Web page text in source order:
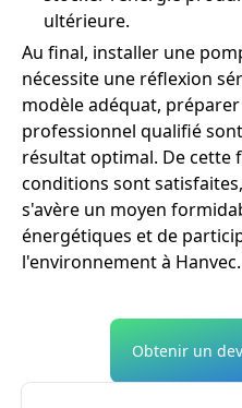
ultérieure.
Au final, installer une
nécessite une réflexion
modèle adéquat,
professionnel qualifié
résultat optimal. De cette
conditions sont
s'avère un moyen
énergétiques et de
l'environnement à Hanvec.
Obtenir un